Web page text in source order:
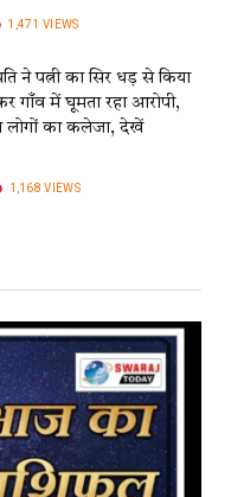
1,471VIEWS
ने पत्नी का सिर धड़ से किया
गाँव में घूमता रहा आरोपी,
लोगों का कलेजा, देखें
1,168VIEWS